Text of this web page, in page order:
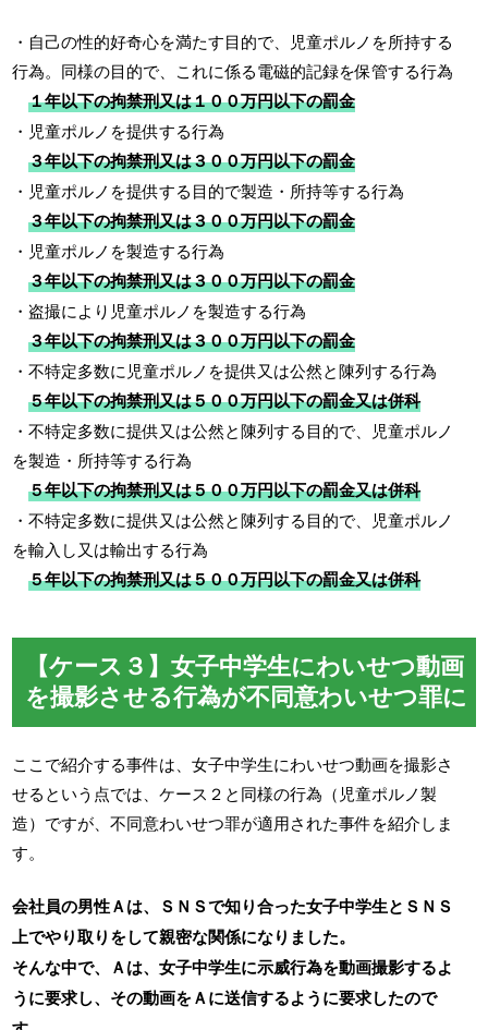
・自己の性的好奇心を満たす目的で、児童ポルノを所持する
行為。同様の目的で、これに係る電磁的記録を保管する行為
１年以下の拘禁刑又は１００万円以下の罰金
・児童ポルノを提供する行為
３年以下の拘禁刑又は３００万円以下の罰金
・児童ポルノを提供する目的で製造・所持等する行為
３年以下の拘禁刑又は３００万円以下の罰金
・児童ポルノを製造する行為
３年以下の拘禁刑又は３００万円以下の罰金
・盗撮により児童ポルノを製造する行為
３年以下の拘禁刑又は３００万円以下の罰金
・不特定多数に児童ポルノを提供又は公然と陳列する行為
５年以下の拘禁刑又は５００万円以下の罰金又は併科
・不特定多数に提供又は公然と陳列する目的で、児童ポルノ
を製造・所持等する行為
５年以下の拘禁刑又は５００万円以下の罰金又は併科
・不特定多数に提供又は公然と陳列する目的で、児童ポルノ
を輸入し又は輸出する行為
５年以下の拘禁刑又は５００万円以下の罰金又は併科
【ケース３】女子中学生にわいせつ動画
を撮影させる行為が不同意わいせつ罪に
ここで紹介する事件は、女子中学生にわいせつ動画を撮影さ
せるという点では、ケース２と同様の行為（児童ポルノ製
造）ですが、不同意わいせつ罪が適用された事件を紹介しま
す。
会社員の男性Ａは、ＳＮＳで知り合った女子中学生とＳＮＳ
上でやり取りをして親密な関係になりました。
そんな中で、Ａは、女子中学生に示威行為を動画撮影するよ
うに要求し、その動画をＡに送信するように要求したので